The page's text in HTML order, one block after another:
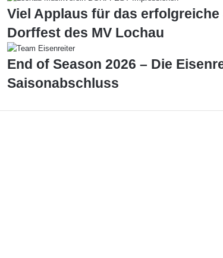
Viel Applaus für das erfolgreiche
Dorffest des MV Lochau
End of Season 2026 – Die
Saisonabschluss